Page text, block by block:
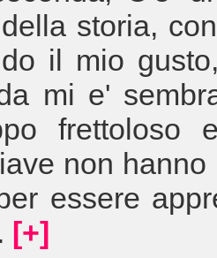
storia,
il mio
mi e'
frettoloso
non hanno
essere
[+]